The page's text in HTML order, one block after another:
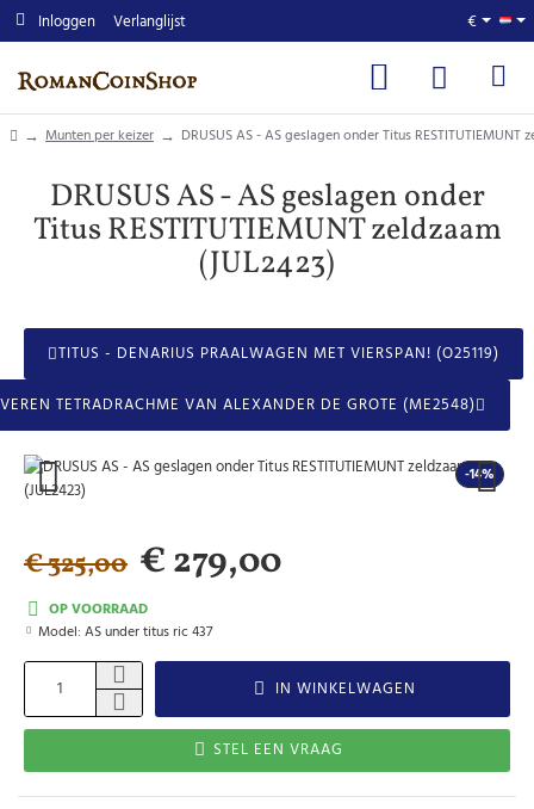
Inloggen Verlanglijst €
homeMunten per keizer DRUSUS AS - AS geslagen onder Titus RESTITUTIEMUNT
DRUSUS AS - AS geslagen onder
Titus RESTITUTIEMUNT zeldzaam
(JUL2423)
TITUS - DENARIUS PRAALWAGEN MET VIERSPAN! (O25119)
TETRADRACHME VAN ALEXANDER DE GROTE (ME2548)
-14%
OP VOORRAAD
Model: AS under titus ric 437
€ 279,00
€ 325,00
IN WINKELWAGEN
STEL EEN VRAAG